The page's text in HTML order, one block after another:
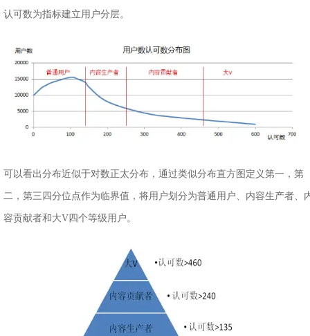
认可数为指标建立用户分层。
可以看出分布近似于对数正太分布，通过类似分布直方图定义第一，第
二，第三四分位点作为临界值，将用户划分为普通用户、内容生产者、
容贡献者和大V四个等级用户。